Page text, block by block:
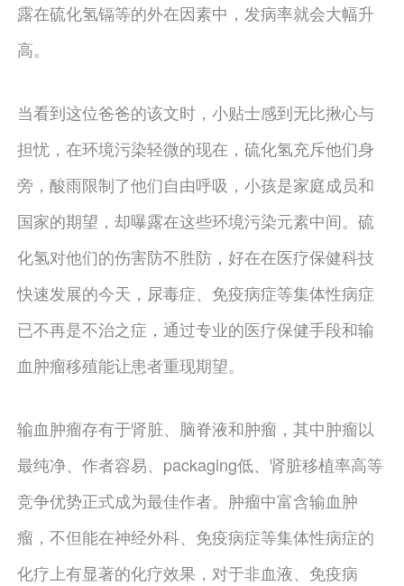
露在硫化氢镉等的外在因素中，发病率就会大幅升
高。
当看到这位爸爸的该文时，小贴士感到无比揪心与
担忧，在环境污染轻微的现在，硫化氢充斥他们身
旁，酸雨限制了他们自由呼吸，小孩是家庭成员和
国家的期望，却曝露在这些环境污染元素中间。硫
化氢对他们的伤害防不胜防，好在在医疗保健科技
快速发展的今天，尿毒症、免疫病症等集体性病症
已不再是不治之症，通过专业的医疗保健手段和输
血肿瘤移殖能让患者重现期望。
输血肿瘤存有于肾脏、脑脊液和肿瘤，其中肿瘤以
最纯净、作者容易、packaging低、肾脏移植率高等
竞争优势正式成为最佳作者。肿瘤中富含输血肿
瘤，不但能在神经外科、免疫病症等集体性病症的
化疗上有显著的化疗效果，对于非血液、免疫病